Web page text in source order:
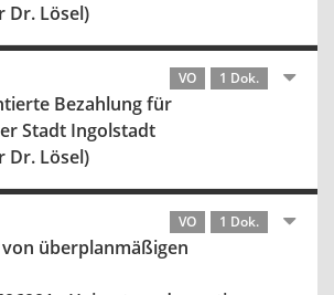
Dr. Lösel)
VO 1 Dok.
Bezahlung für
Stadt Ingolstadt
Dr. Lösel)
VO 1 Dok.
überplanmäßigen